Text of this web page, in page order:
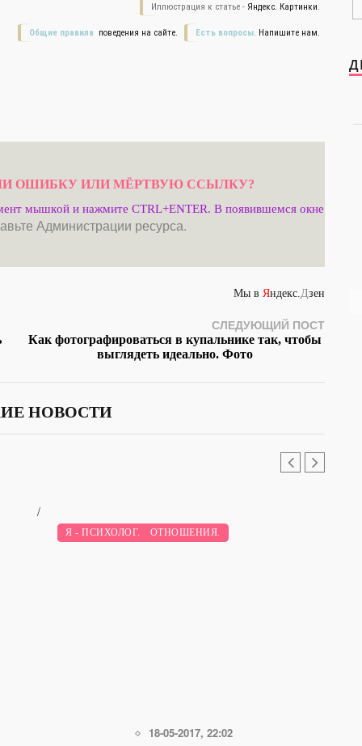
Иллюстрация к статье - Яндекс. Картинки.
Есть вопросы. Напишите нам.
Общие правила поведения на сайте.
ОШИБКУ ИЛИ МЁРТВУЮ ССЫЛКУ?
мышкой и нажмите CTRL+ENTER. В появившемся окне
Администрации ресурса.
Мы вЯндекс.Дзен
СЛЕДУЮЩИЙ ПОСТ
Как фотографироваться в купальнике так, чтобы
выглядеть идеально. Фото
НОВОСТИ
ПСИХОЛОГИЯ И ОТНОШЕНИЯ.
/
Я - ПСИХОЛОГ.
18-05-2017, 22:02